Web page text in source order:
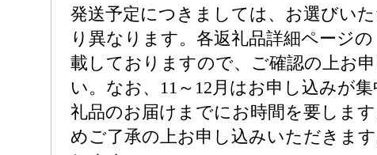
発送予定につきましては、お選びい
り異なります。各返礼品詳細ページ
載しておりますので、ご確認の上お
い。なお、11～12月はお申し込みが
礼品のお届けまでにお時間を要しま
めご了承の上お申し込みいただきま